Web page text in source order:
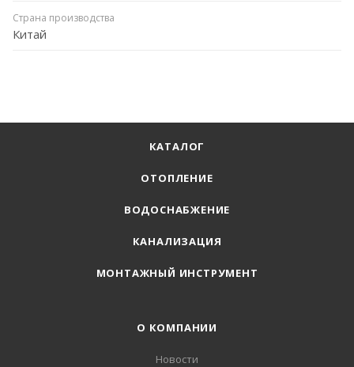
Страна производства
Китай
КАТАЛОГ
ОТОПЛЕНИЕ
ВОДОСНАБЖЕНИЕ
КАНАЛИЗАЦИЯ
МОНТАЖНЫЙ ИНСТРУМЕНТ
О КОМПАНИИ
Новости